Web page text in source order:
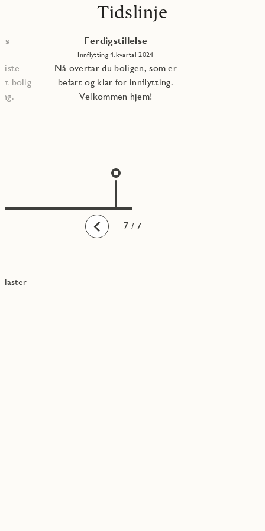
Tidslinje
Bakover
bolig
Ferdigstillelse
Innflytting 4.kvartal 2024
Nå overtar du boligen, som er
befart og klar for innflytting.
Velkommen hjem!
1
2
3
4
5
6
7 / 7
laster